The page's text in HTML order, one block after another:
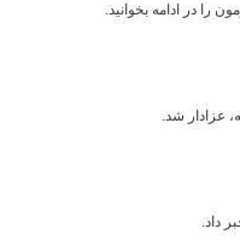
را در ادامه بخوانید.
عزادار شد.
داد.